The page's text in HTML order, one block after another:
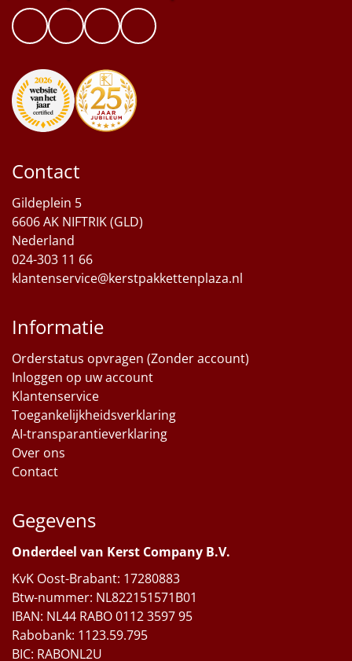
Contact
Gildeplein 5
6606 AK NIFTRIK (GLD)
Nederland
024-303 11 66
klantenservice@kerstpakkettenplaza.nl
Informatie
Orderstatus opvragen (Zonder account)
Inloggen op uw account
Klantenservice
Toegankelijkheidsverklaring
AI-transparantieverklaring
Over ons
Contact
Gegevens
Onderdeel van Kerst Company B.V.
KvK Oost-Brabant: 17280883
Btw-nummer: NL822151571B01
IBAN: NL44 RABO 0112 3597 95
Rabobank: 1123.59.795
BIC: RABONL2U